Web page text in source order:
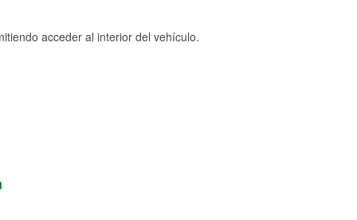
acceder al interior del vehículo.